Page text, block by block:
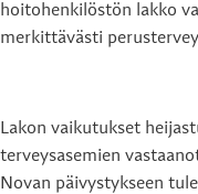
hoitohenkilöstön lakko
merkittävästi
Lakon vaikutukset
terveysasemien
Novan päivystykseen